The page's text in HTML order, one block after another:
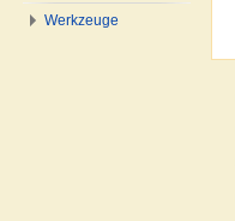
Werkzeuge